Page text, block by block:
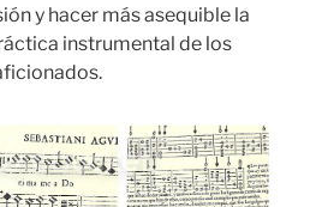
y hacer más asequible la
instrumental de los